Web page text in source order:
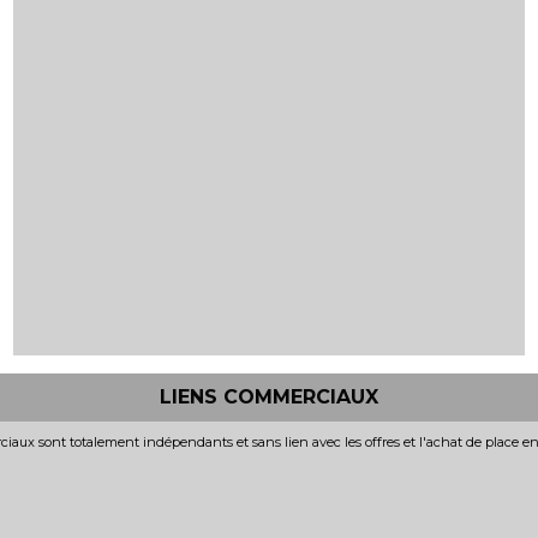
LIENS COMMERCIAUX
sont totalement indépendants et sans lien avec les offres et l'achat de place